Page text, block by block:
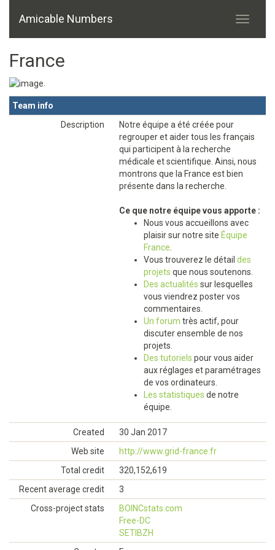
Amicable Numbers
France
Team info
Description
Notre équipe a été créée pour
regrouper et aider tous les français
qui participent à la recherche
médicale et scientifique. Ainsi, nous
montrons que la France est bien
présente dans la recherche.
Ce que notre équipe vous apporte :
Nous vous accueillons avec
plaisir sur notre site Équipe
France.
Vous trouverez le détail des
projets que nous soutenons.
Des actualités sur lesquelles
vous viendrez poster vos
commentaires.
Un forum très actif, pour
discuter ensemble de nos
projets.
Des tutoriels pour vous aider
aux réglages et paramétrages
de vos ordinateurs.
Les statistiques de notre
équipe.
Created
30 Jan 2017
Web site
http://www.grid-france.fr
Total credit
320,152,619
Recent average credit
3
Cross-project stats
BOINCstats.com
Free-DC
SETIBZH